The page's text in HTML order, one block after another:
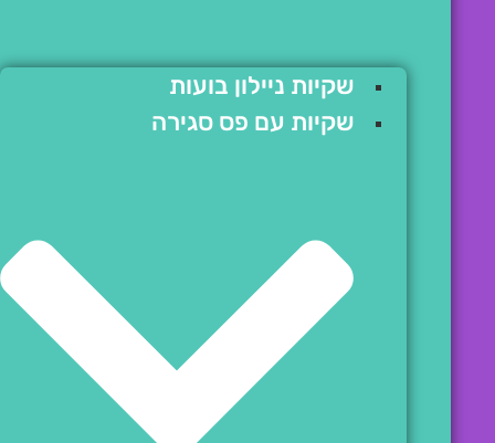
שקיות ניילון בועות
שקיות עם פס סגירה